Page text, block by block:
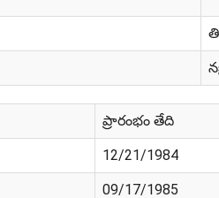
ప్రారంభం తేది
12/21/1984
09/17/1985